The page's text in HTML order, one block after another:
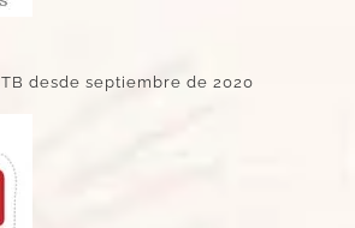
desde septiembre de 2020